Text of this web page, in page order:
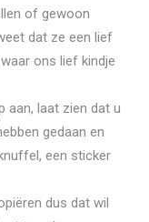
of gewoon
dat ze een lief
ons lief kindje
aan, laat zien dat u
gedaan en
een sticker
dus dat wil